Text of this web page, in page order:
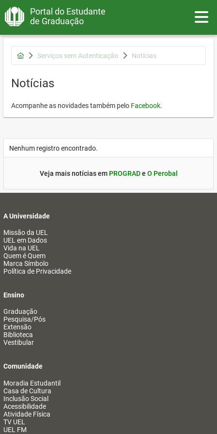
Portal do Estudante
de Graduação
Serviços sem Autenticação Notícias
Notícias
Acompanhe as novidades também pelo Facebook.
Nenhum registro encontrado.
Veja mais notícias em PROGRADe O Perobal
A Universidade
Missão da UEL
UEL em Dados
Vida na UEL
Quem é Quem
Marca Símbolo
Política de Privacidade
Ensino
Graduação
Pesquisa/Pós
Extensão
Biblioteca
Vestibular
Comunidade
Moradia Estudantil
Casa de Cultura
Inclusão Social
Acessibilidade
Atividade Física
TV UEL
UEL FM